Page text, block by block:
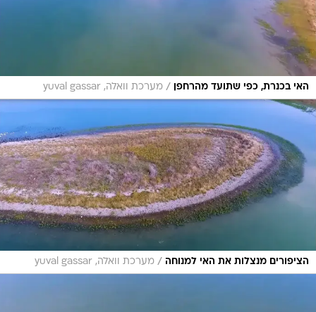
האי בכנרת, כפי שתועד מהרחפן / מערכת וואלה, yuval gassar
הציפורים מנצלות את האי למנוחה / מערכת וואלה, yuval gassar